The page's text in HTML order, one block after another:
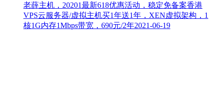
老薛主机，20201最新618优惠活动，稳定免备案香港
VPS云服务器/虚拟主机买1年送1年，XEN虚拟架构，1
核1G内存1Mbps带宽，690元/2年2021-06-19